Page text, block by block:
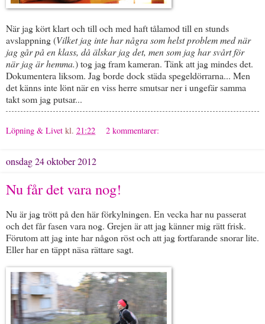
När jag kört klart och till och med haft tålamod till en stunds
avslappning (Vilket jag inte har några som helst problem med när
jag går på en klass, då älskar jag det, men som jag har svårt för
när jag är hemma.) tog jag fram kameran. Tänk att jag mindes det.
Dokumentera liksom. Jag borde dock städa spegeldörrarna... Men
det känns inte lönt när en viss herre smutsar ner i ungefär samma
takt som jag putsar...
Löpning & Livet kl. 21:22 2 kommentarer:
onsdag 24 oktober 2012
Nu får det vara nog!
Nu är jag trött på den här förkylningen. En vecka har nu passerat
och det får fasen vara nog. Grejen är att jag känner mig rätt frisk.
Förutom att jag inte har någon röst och att jag fortfarande snorar lite.
Eller har en täppt näsa rättare sagt.